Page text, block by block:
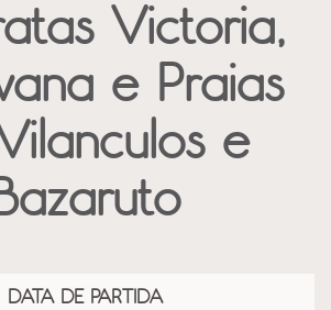
Victoria,
e Praias
e
DATA DE PARTIDA